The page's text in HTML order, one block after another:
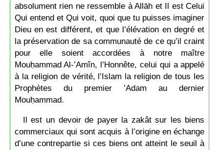
absolument rien ne ressemble à Allāh et Il est Celui
Qui entend et Qui voit, quoi que tu puisses imaginer
Dieu en est différent, et que l’élévation en degré et
la préservation de sa communauté de ce qu’il craint
pour elle soient accordées à notre maître
Mouḥammad Al-’Amîn, l’Honnête, celui qui a appelé
à la religion de vérité, l’Islam la religion de tous les
Prophètes du premier ’Adam au dernier
Mouḥammad.
Il est un devoir de payer la zakât sur les biens
commerciaux qui sont acquis à l’origine en échange
d’une contrepartie si ces biens ont atteint le seuil à